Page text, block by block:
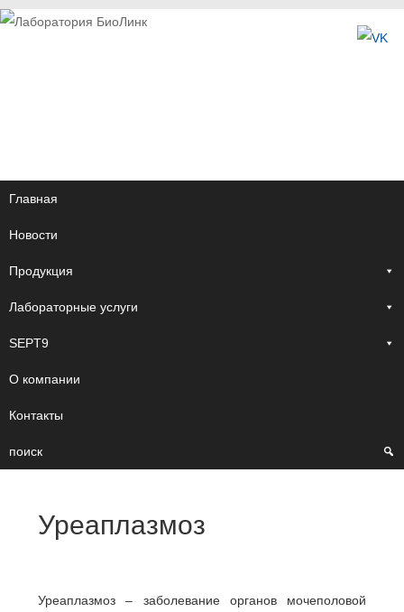
Главная
Новости
Продукция
Лабораторные услуги
SEPT9
О компании
Контакты
поиск
Уреаплазмоз
Уреаплазмоз – заболевание органов мочеполовой